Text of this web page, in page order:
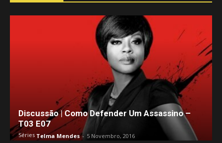
Discussão | Como Defender Um Assassino –
T03 E07
Séries Telma Mendes - 5 Novembro, 2016